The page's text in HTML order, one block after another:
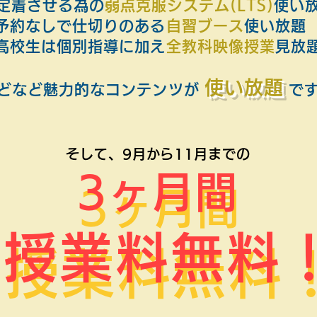
3ヶ月間
授業料無料
着させる為の弱点克服システム(LTS)使い
約なしで仕切りのある 自習ブース使い
校生は個別指導に加え 全教科映像授業 見
など魅力的なコンテンツが 使い放題 で
そして、9月から11月までの
3ヶ月間
授業料無料